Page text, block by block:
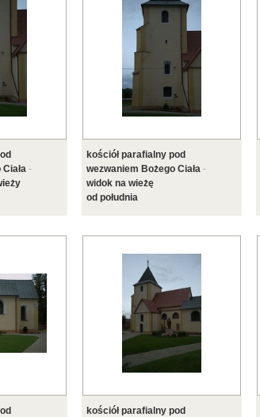
-
kościół parafialny pod
wezwaniem Bożego Ciała -
widok na wieżę
od południa
kościół parafialny pod